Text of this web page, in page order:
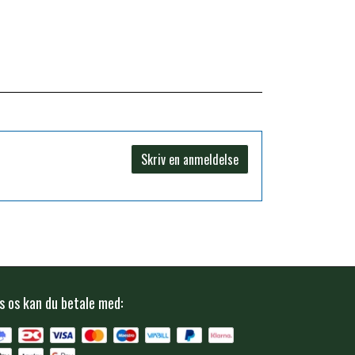
Skriv en anmeldelse
os kan du betale med: